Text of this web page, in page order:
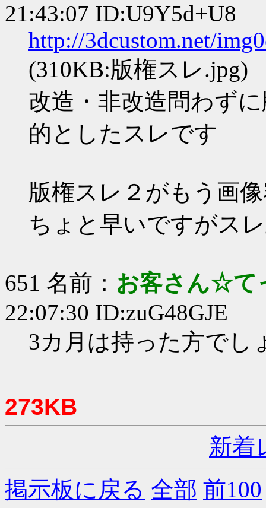
21:43:07 ID:U9Y5d+U8
http://3dcustom.net/
(310KB:版権スレ.jpg)
改造・非改造問わず
的としたスレです
版権スレ２がもう画
ちょと早いですがス
651 名前： お客さん☆て
22:07:30 ID:zuG48GJE
3カ月は持った方でし
273KB
新着
掲示板に戻る 全部 前100